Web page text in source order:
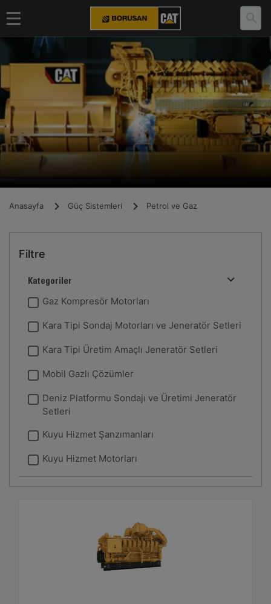
Anasayfa Güç Sistemleri Petrol ve Gaz
Filtre
Kategoriler
Gaz Kompresör Motorları
Kara Tipi Sondaj Motorları ve Jeneratör Setleri
Kara Tipi Üretim Amaçlı Jeneratör Setleri
Mobil Gazlı Çözümler
Deniz Platformu Sondajı ve Üretimi Jeneratör
Setleri
Kuyu Hizmet Şanzımanları
Kuyu Hizmet Motorları